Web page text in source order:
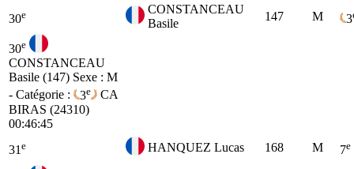
30e
CONSTANCEAU
Basile
147 M 3
30e
CONSTANCEAU
Basile (147) Sexe : M
- Catégorie :
3e
CA
BIRAS (24310)
00:46:45
31 e HANQUEZ Lucas 168 M 7e